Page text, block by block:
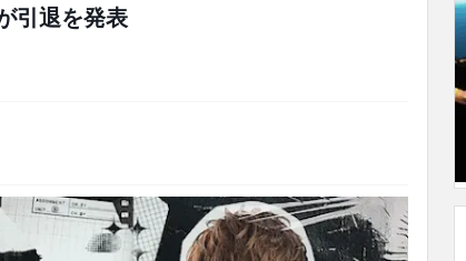
引退を発表